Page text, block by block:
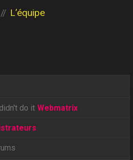
L’équipe
didn't do it Webmatrix